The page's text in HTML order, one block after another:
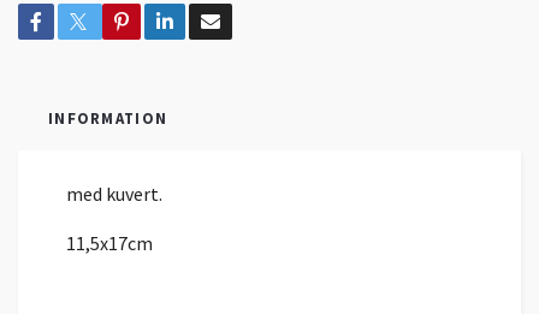
INFORMATION
med kuvert.
11,5x17cm